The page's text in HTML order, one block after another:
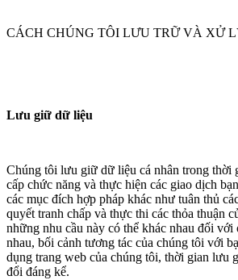
CÁCH CHÚNG TÔI LƯU TRỮ VÀ XỬ
Lưu giữ dữ liệu
Chúng tôi lưu giữ dữ liệu cá nhân trong thời
cấp chức năng và thực hiện các giao dịch
các mục đích hợp pháp khác như tuân thủ
quyết tranh chấp và thực thi các thỏa thuận
những nhu cầu này có thể khác nhau đối
nhau, bối cảnh tương tác của chúng tôi với
dụng trang web của chúng tôi, thời gian lưu
đổi đáng kể.